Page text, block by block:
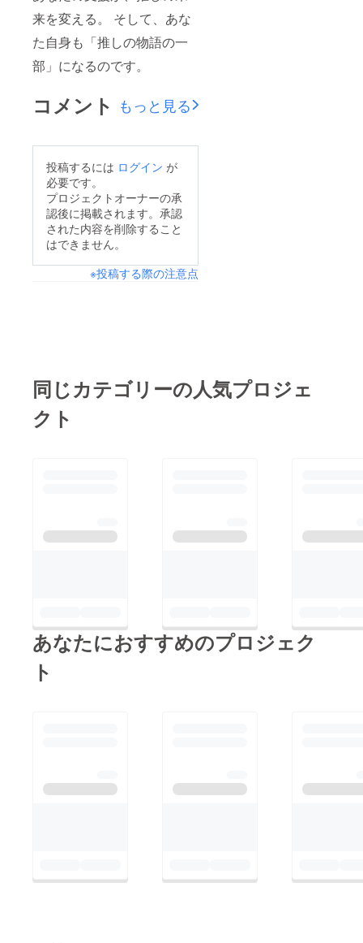
来を変える。 そして、あな
た自身も「推しの物語の一
部」になるのです。
コメント もっと見る
投稿するには ログイン が
必要です。
プロジェクトオーナーの承
認後に掲載されます。承認
された内容を削除すること
はできません。
※投稿する際の注意点
同じカテゴリーの人気プロジェ
クト
あなたにおすすめのプロジェク
ト